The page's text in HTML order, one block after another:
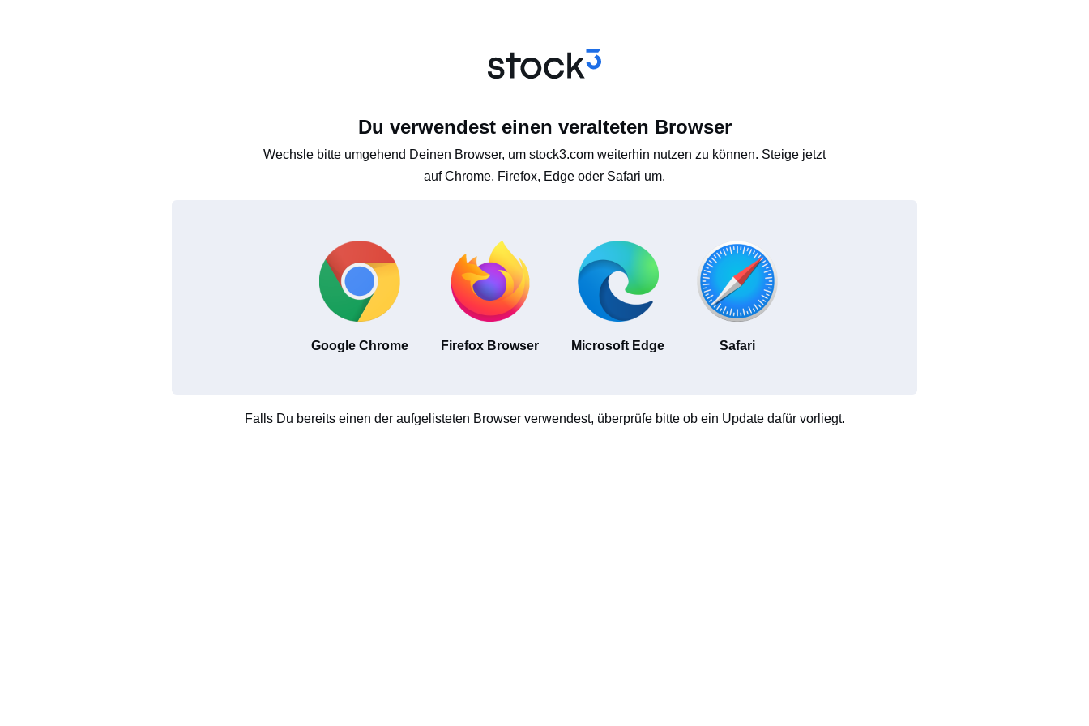
Du verwendest einen veralteten Browser
Wechsle bitte umgehend Deinen Browser, um stock3.com weiterhin nutzen zu können. Steige jetzt
auf Chrome, Firefox, Edge oder Safari um.
Google Chrome Firefox Browser Microsoft Edge Safari
Falls Du bereits einen der aufgelisteten Browser verwendest, überprüfe bitte ob ein Update dafür vorliegt.